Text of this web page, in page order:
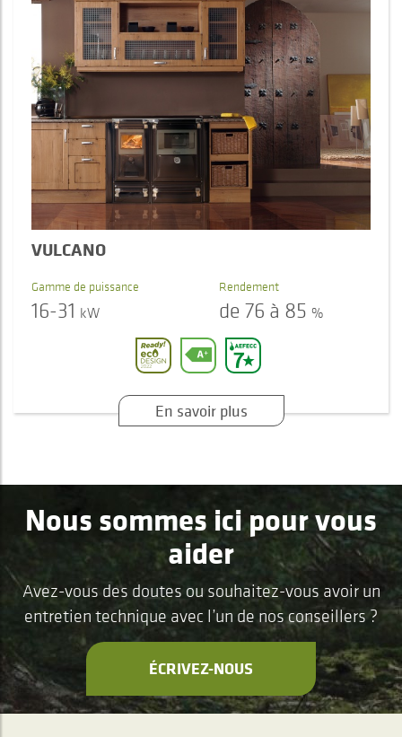
VULCANO
Gamme de puissance
16-31 kW
Rendement
de 76 à 85 %
En savoir plus
Nous sommes ici pour vous
aider
Avez-vous des doutes ou souhaitez-vous avoir un
entretien technique avec l’un de nos conseillers ?
ÉCRIVEZ-NOUS